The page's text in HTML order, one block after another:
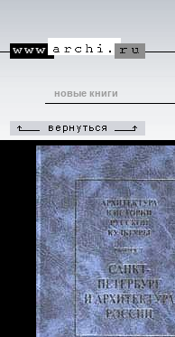
новые книги